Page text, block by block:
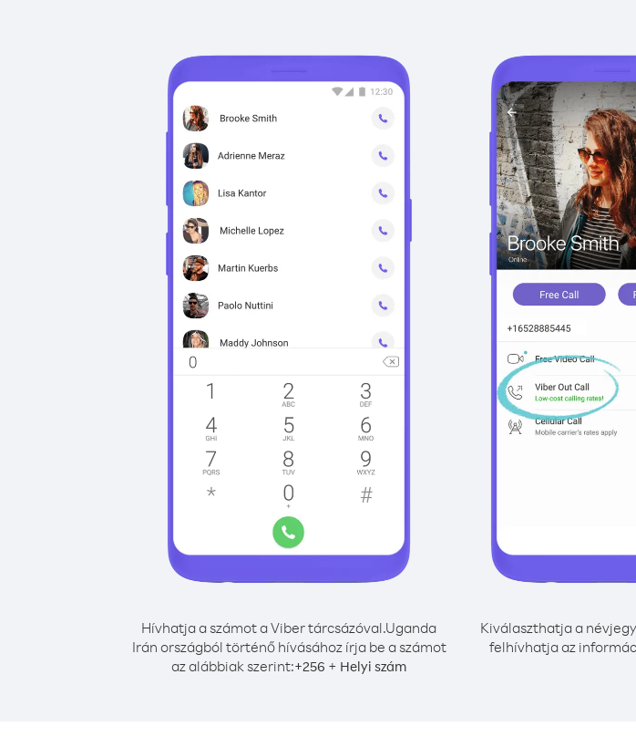
Hívhatja a számot a Viber tárcsázóval.Uganda
Irán országból történő hívásához írja be a számot
az alábbiak szerint:+256 + Helyi szám
Kiválaszthatja a
felhívhatja az